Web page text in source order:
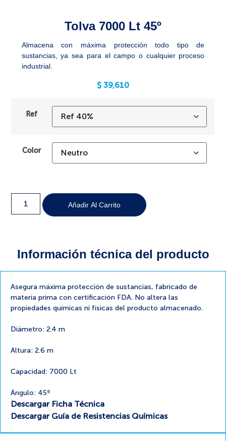
Tolva 7000 Lt 45º
Almacena con máxima protección todo tipo de
sustancias, ya sea para el campo o cualquier proceso
industrial.
$ 39,610
Ref
Color
Añadir Al Carrito
Información técnica del producto
Asegura máxima protección de sustancias, fabricado de
materia prima con certificación FDA. No altera las
propiedades químicas ni físicas del producto almacenado.
Diámetro: 2.4 m
Altura: 2.6 m
Capacidad: 7000 Lt
Ángulo: 45º
Descargar Ficha Técnica
Descargar Guía de Resistencias Químicas